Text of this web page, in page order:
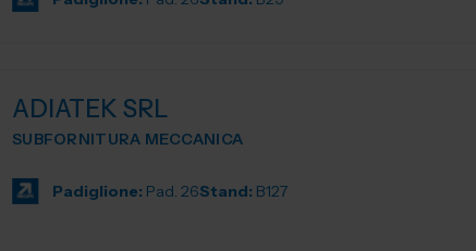
ADIATEK SRL
SUBFORNITURA MECCANICA
Padiglione: Pad. 26Stand: B127